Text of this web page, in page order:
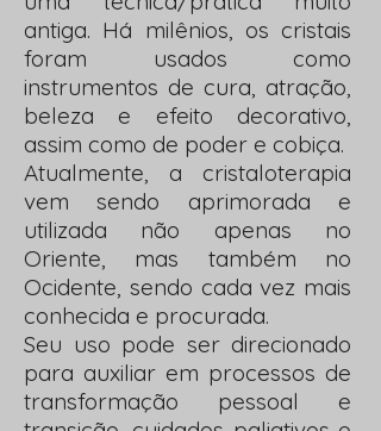
antiga. Há milênios, os cristais
foram usados como
instrumentos de cura, atração,
beleza e efeito decorativo,
assim como de poder e cobiça.
Atualmente, a cristaloterapia
vem sendo aprimorada e
utilizada não apenas no
Oriente, mas também no
Ocidente, sendo cada vez mais
conhecida e procurada.
Seu uso pode ser direcionado
para auxiliar em processos de
transformação pessoal e